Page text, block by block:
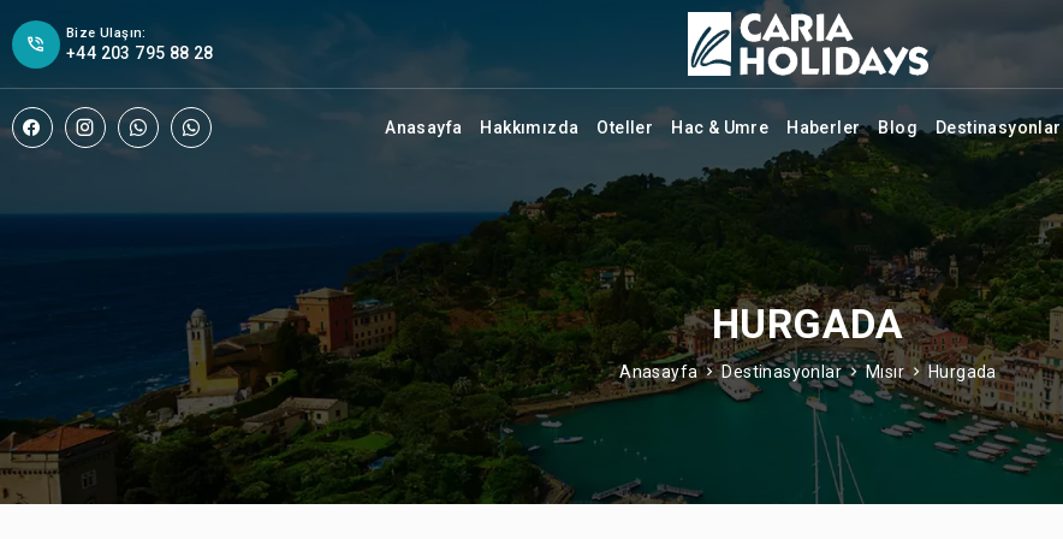
Bize Ulaşın:
+44 203 795 88 28
Anasayfa Hakkımızda Oteller Hac & Umre Haberler Blog Destinasyonlar
HURGADA
Anasayfa Destinasyonlar Mısır Hurgada